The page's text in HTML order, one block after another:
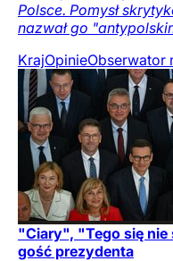
Polsce. Pomysł
nazwał go
KrajOpinieObserwator
"Ciary", "Tego się nie
gość prezydenta